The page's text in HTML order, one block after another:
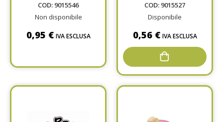
COD: 9015546
Non disponibile
0,95 € IVA ESCLUSA
COD: 9015527
Disponibile
0,56 € IVA ESCLUSA